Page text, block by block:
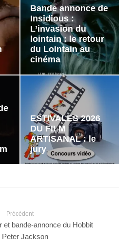
Bande annonce de
Insidious :
L’invasion du
lointain : le retour
du Lointain au
cinéma
ESTIVALES 2026
DU FILM
ARTISANAL : le
jury
Précédent
et bande-annonce du Hobbit
Peter Jackson